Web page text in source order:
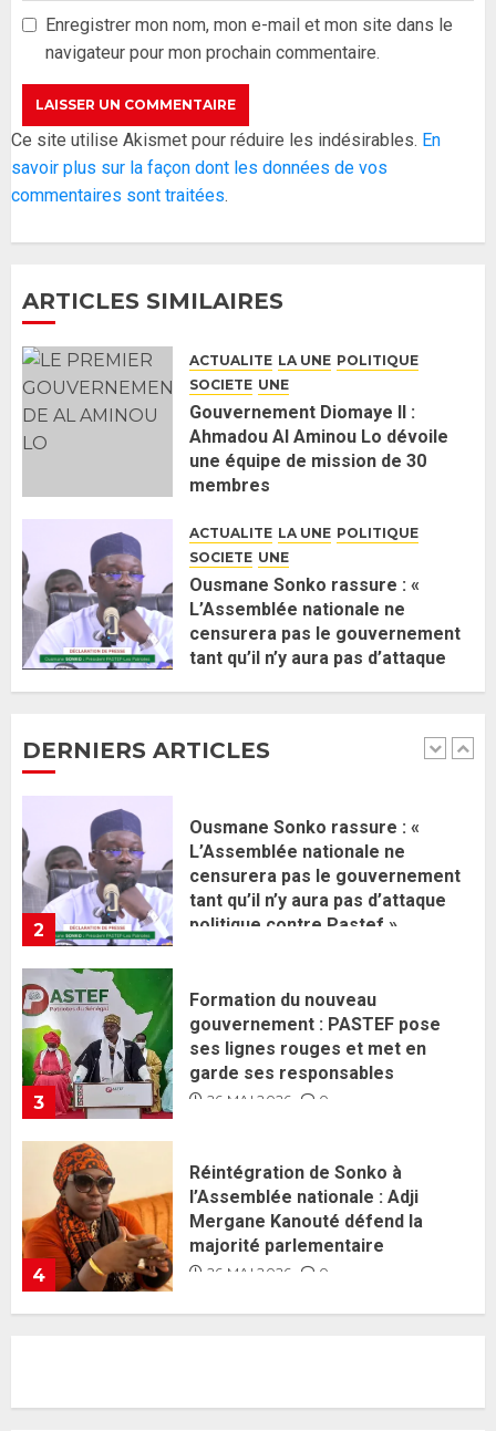
Enregistrer mon nom, mon e-mail et mon site dans le
navigateur pour mon prochain commentaire.
Ce site utilise Akismet pour réduire les indésirables. En
savoir plus sur la façon dont les données de vos
commentaires sont traitées.
ARTICLES SIMILAIRES
ACTUALITE LA UNE POLITIQUE
SOCIETE UNE
Gouvernement Diomaye II :
Ahmadou Al Aminou Lo dévoile
une équipe de mission de 30
membres
ACTUALITE LA UNE POLITIQUE
SOCIETE UNE
Ousmane Sonko rassure : «
L’Assemblée nationale ne
censurera pas le gouvernement
tant qu’il n’y aura pas d’attaque
DERNIERS ARTICLES
ses lignes rouges et met en
garde ses responsables
26 MAI 2026 0
4
Réintégration de Sonko à
l’Assemblée nationale : Adji
Mergane Kanouté défend la
5
J’espère me tromper »
26 MAI 2026
1
Gouvernement Diomaye II :
une équipe de mission de 30
membres
2 JUIN 2026 0
2
Ousmane Sonko rassure : «
politique contre Pastef »
3
Formation du nouveau
gouvernement : PASTEF pose
ses lignes rouges et met en
garde ses responsables
26 MAI 2026 0
4
Réintégration de Sonko à
l’Assemblée nationale : Adji
Mergane Kanouté défend la
majorité parlementaire
26 MAI 2026 0
5
Guy Marius Sagna inquiet après la
nomination d’Al Aminou Lo : «
J’espère me tromper »
26 MAI 2026 0